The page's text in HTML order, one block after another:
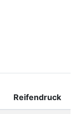
Reifendruck